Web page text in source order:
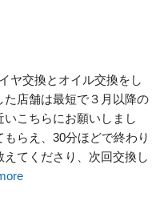
ヤ交換とオイル交換をし
店舗は最短で３月以降の
こちらにお願いしまし
らえ、30分ほどで終わり
てくださり、次回交換し